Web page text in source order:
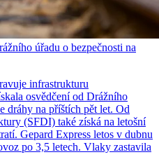
úřadu o bezpečnosti na
infrastrukturu
osvědčení od Drážního
dráhy na příštích pět let. Od
(SFDI) také získá na letošní
Gepard Express letos v dubnu
po 3,5 letech. Vlaky zastavila